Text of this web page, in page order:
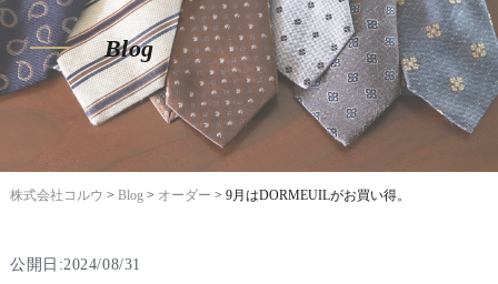
Blog
株式会社コルウ > Blog> オーダー > 9月はDORMEUILがお買い得。
公開日:2024/08/31